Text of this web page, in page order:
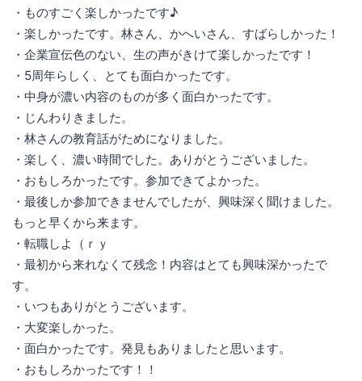
・ものすごく楽しかったです♪
・楽しかったです。林さん、かへいさん、すばらしかった！
・企業宣伝色のない、生の声がきけて楽しかったです！
・5周年らしく、とても面白かったです。
・中身が濃い内容のものが多く面白かったです。
・じんわりきました。
・林さんの教育話がためになりました。
・楽しく、濃い時間でした。ありがとうございました。
・おもしろかったです。参加できてよかった。
・最後しか参加できませんでしたが、興味深く聞けました。
もっと早くから来ます。
・転職しよ（ｒｙ
・最初から来れなくて残念！内容はとても興味深かったで
す。
・いつもありがとうございます。
・大変楽しかった。
・面白かったです。発見もありましたと思います。
・おもしろかったです！！